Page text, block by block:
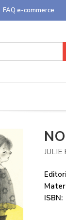
FAQ e-commerce
JULIE
ISBN: